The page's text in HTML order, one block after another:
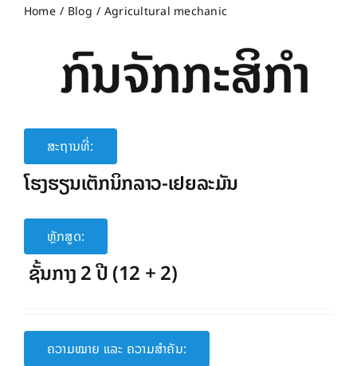
Home Blog Agricultural mechanic
ກົນຈັກກະສິກໍາ
ສະຖານທີ່:
ໂຮງຮຽນເຕັກນິກລາວ-ເຢຍລະມັນ
ຫຼັກສູດ:
ຊັ້ນກາງ 2 ປີ (12 + 2)
ຄວາມໝາຍ ແລະ ຄວາມສໍາຄັນ: